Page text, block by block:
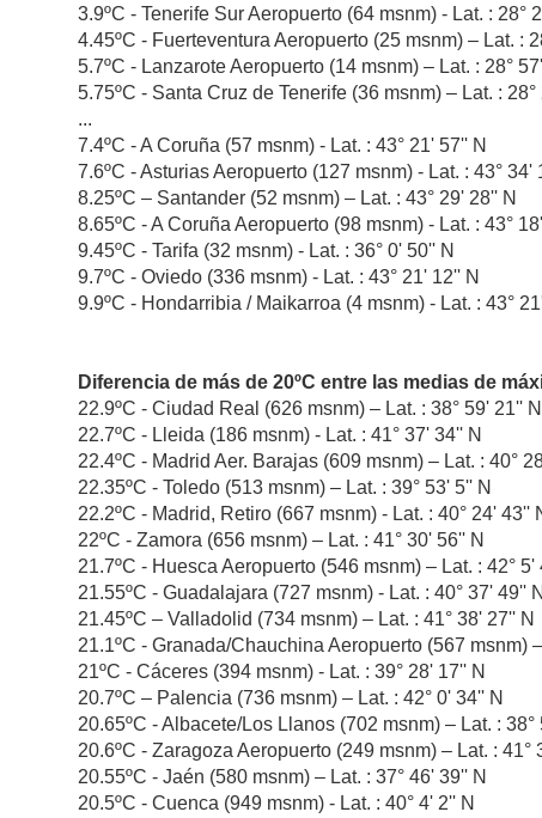
3.9ºC - Tenerife Sur Aeropuerto (64 msnm) - Lat. : 28°
4.45ºC - Fuerteventura Aeropuerto (25 msnm) – Lat. :
5.7ºC - Lanzarote Aeropuerto (14 msnm) – Lat. : 28°
5.75ºC - Santa Cruz de Tenerife (36 msnm) – Lat. : 28°
...
7.4ºC - A Coruña (57 msnm) - Lat. : 43° 21' 57'' N
7.6ºC - Asturias Aeropuerto (127 msnm) - Lat. : 43° 34'
8.25ºC – Santander (52 msnm) – Lat. : 43° 29' 28'' N
8.65ºC - A Coruña Aeropuerto (98 msnm) - Lat. : 43°
9.45ºC - Tarifa (32 msnm) - Lat. : 36° 0' 50'' N
9.7ºC - Oviedo (336 msnm) - Lat. : 43° 21' 12'' N
9.9ºC - Hondarribia / Maikarroa (4 msnm) - Lat. : 43°
Diferencia de más de 20ºC entre las medias de
22.9ºC - Ciudad Real (626 msnm) – Lat. : 38° 59' 21'' N
22.7ºC - Lleida (186 msnm) - Lat. : 41° 37' 34'' N
22.4ºC - Madrid Aer. Barajas (609 msnm) – Lat. : 40°
22.35ºC - Toledo (513 msnm) – Lat. : 39° 53' 5'' N
22.2ºC - Madrid, Retiro (667 msnm) - Lat. : 40° 24' 43''
22ºC - Zamora (656 msnm) – Lat. : 41° 30' 56'' N
21.7ºC - Huesca Aeropuerto (546 msnm) – Lat. : 42° 5'
21.55ºC - Guadalajara (727 msnm) - Lat. : 40° 37' 49'' N
21.45ºC – Valladolid (734 msnm) – Lat. : 41° 38' 27'' N
21.1ºC - Granada/Chauchina Aeropuerto (567 msnm)
21ºC - Cáceres (394 msnm) - Lat. : 39° 28' 17'' N
20.7ºC – Palencia (736 msnm) – Lat. : 42° 0' 34'' N
20.65ºC - Albacete/Los Llanos (702 msnm) – Lat. : 38°
20.6ºC - Zaragoza Aeropuerto (249 msnm) – Lat. : 41°
20.55ºC - Jaén (580 msnm) – Lat. : 37° 46' 39'' N
20.5ºC - Cuenca (949 msnm) - Lat. : 40° 4' 2'' N